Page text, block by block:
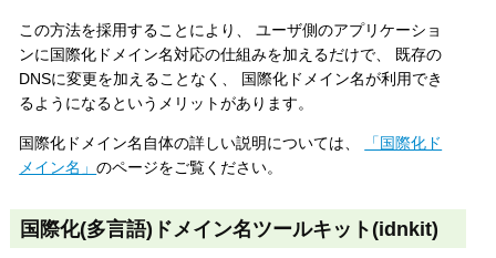
この方法を採用することにより、 ユーザ側のアプリケーショ
ンに国際化ドメイン名対応の仕組みを加えるだけで、 既存の
DNSに変更を加えることなく、 国際化ドメイン名が利用でき
るようになるというメリットがあります。
国際化ドメイン名自体の詳しい説明については、
「国際化ド
メイン名」のページをご覧ください。
国際化(多言語)ドメイン名ツールキット(idnkit)